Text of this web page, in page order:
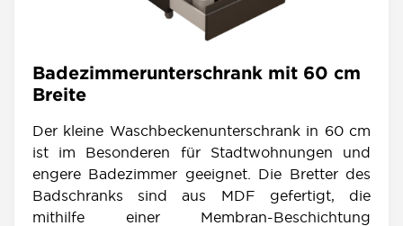
Badezimmerunterschrank mit 60 cm
Breite
Der kleine Waschbeckenunterschrank in 60 cm
ist im Besonderen für Stadtwohnungen und
engere Badezimmer geeignet. Die Bretter des
Badschranks sind aus MDF gefertigt, die
mithilfe einer Membran-Beschichtung